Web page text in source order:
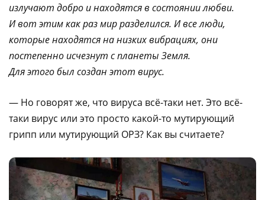
излучают добро и находятся в состоянии любви.
И вот этим как раз мир разделился. И все люди,
которые находятся на низких вибрациях, они
постепенно исчезнут с планеты Земля.
Для этого был создан этот вирус.
— Но говорят же, что вируса всё-таки нет. Это всё-
таки вирус или это просто какой-то мутирующий
грипп или мутирующий ОРЗ? Как вы считаете?